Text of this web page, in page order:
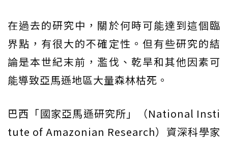
在過去的研究中，關於何時可能達到這個臨
界點，有很大的不確定性。但有些研究的結
論是本世紀末前，濫伐、乾旱和其他因素可
能導致亞馬遜地區大量森林枯死。
巴西「國家亞馬遜研究所」（National Insti
tute of Amazonian Research）資深科學家